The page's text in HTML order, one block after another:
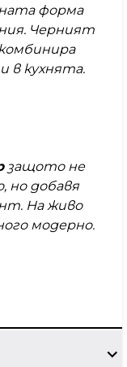
форма
Черният
в кухнята.
защото не
но добавя
На живо
модерно.